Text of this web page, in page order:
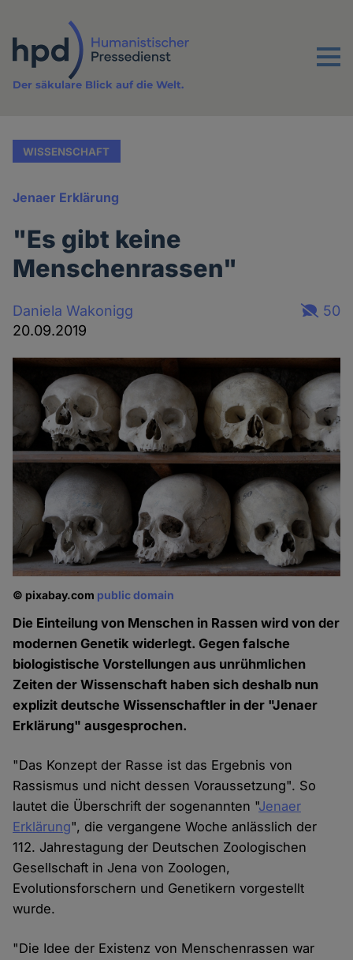
Inhalt
Menu
Der säkulare Blick auf die Welt.
WISSENSCHAFT
Jenaer Erklärung
"Es gibt keine
Menschenrassen"
Daniela Wakonigg
20.09.2019
50
© pixabay.com public domain
Die Einteilung von Menschen in Rassen wird von der
modernen Genetik widerlegt. Gegen falsche
biologistische Vorstellungen aus unrühmlichen
Zeiten der Wissenschaft haben sich deshalb nun
explizit deutsche Wissenschaftler in der "Jenaer
Erklärung" ausgesprochen.
"Das Konzept der Rasse ist das Ergebnis von
Rassismus und nicht dessen Voraussetzung". So
lautet die Überschrift der sogenannten "Jenaer
Erklärung", die vergangene Woche anlässlich der
112. Jahrestagung der Deutschen Zoologischen
Gesellschaft in Jena von Zoologen,
Evolutionsforschern und Genetikern vorgestellt
wurde.
"Die Idee der Existenz von Menschenrassen war